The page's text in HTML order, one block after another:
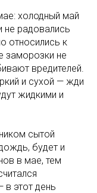
холодный май
радовались
относились к
заморозки не
вредителей.
и сухой — жди
жидкими и
сытой
будет и
в мае, тем
этот день